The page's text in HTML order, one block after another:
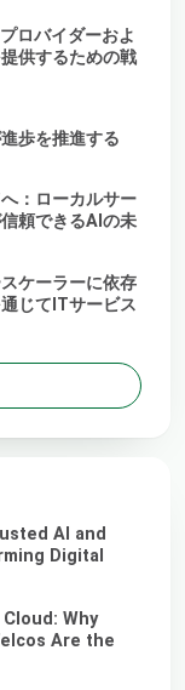
ロバイダーおよ
供するための戦
歩を推進する
：ローカルサー
頼できるAIの未
ケーラーに依存
じてITサービス
AI and
Digital
Why
Are the